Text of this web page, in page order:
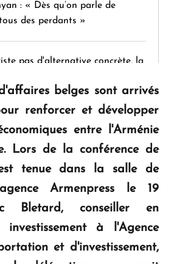
: « Dès qu’on parle de
des perdants »
pas d'alternative concrète, la
d'audace, de résilience et d'avenir
Hyatt Regency d'Arménie
à Dilijan
belges sont arrivés
renforcer et développer
entre l'Arménie
Lors de la conférence de
tenue dans la salle de
Armenpress le 19
Bletard, conseiller en
investissement à l'Agence
et d'investissement,